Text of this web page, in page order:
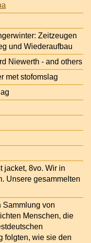
Zeitzeugen
und Wiederaufbau
Niewerth - and others
met stofomslag
jacket, 8vo. Wir in
Unsere gesammelten
Sammlung von
Menschen, die
folgten, wie sie den